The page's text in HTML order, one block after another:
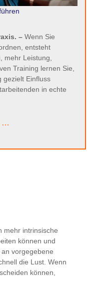
– Wenn Sie
entsteht
mehr Leistung,
Training lernen Sie,
Einfluss
in echte
…
mehr intrinsische
können und
vorgegebene
die Lust. Wenn
können,